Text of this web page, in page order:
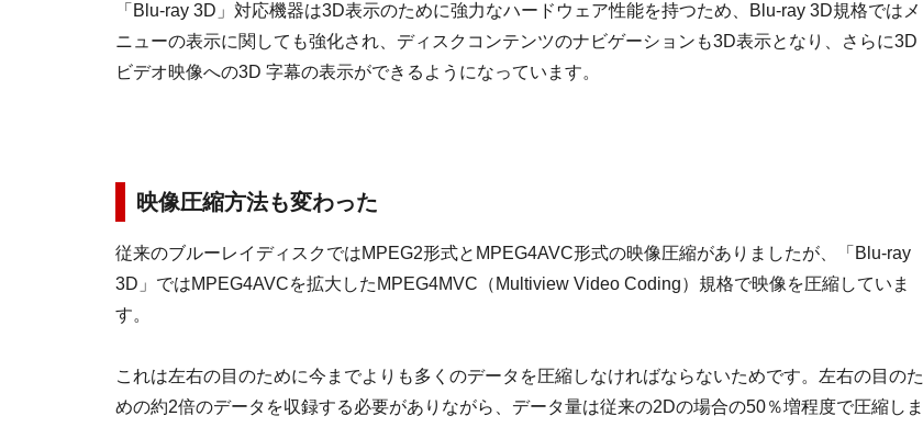
「Blu-ray 3D」対応機器は3D表示のために強力なハードウェア性能を持つため、Blu-ray 3D規格ではメ
ニューの表示に関しても強化され、ディスクコンテンツのナビゲーションも3D表示となり、さらに3D
ビデオ映像への3D 字幕の表示ができるようになっています。
映像圧縮方法も変わった
従来のブルーレイディスクではMPEG2形式とMPEG4AVC形式の映像圧縮がありましたが、「Blu-ray
3D」ではMPEG4AVCを拡大したMPEG4MVC（Multiview Video Coding）規格で映像を圧縮していま
す。
これは左右の目のために今までよりも多くのデータを圧縮しなければならないためです。左右の目のた
めの約2倍のデータを収録する必要がありながら、データ量は従来の2Dの場合の50％増程度で圧縮しま